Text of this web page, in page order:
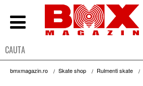
bmxmagazin.ro Skate shop Rulmenti skate